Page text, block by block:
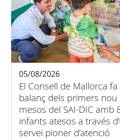
El Consell de Mallorca fa
balanç dels primers nou
mesos del SAI-DIC amb
infants atesos a través
servei pioner d’atenció
05/08/2026